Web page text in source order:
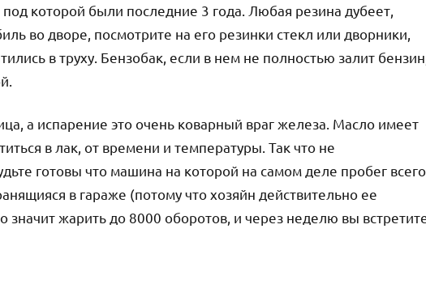
которой были последние 3 года. Любая резина дубеет,
во дворе, посмотрите на его резинки стекл или дворники,
в труху. Бензобак, если в нем не полностью залит бензин,
а испарение это очень коварный враг железа. Масло имеет
в лак, от времени и температуры. Так что не
готовы что машина на которой на самом деле пробег всего
в гараже (потому что хозяйн действительно ее
значит жарить до 8000 оборотов, и через неделю вы